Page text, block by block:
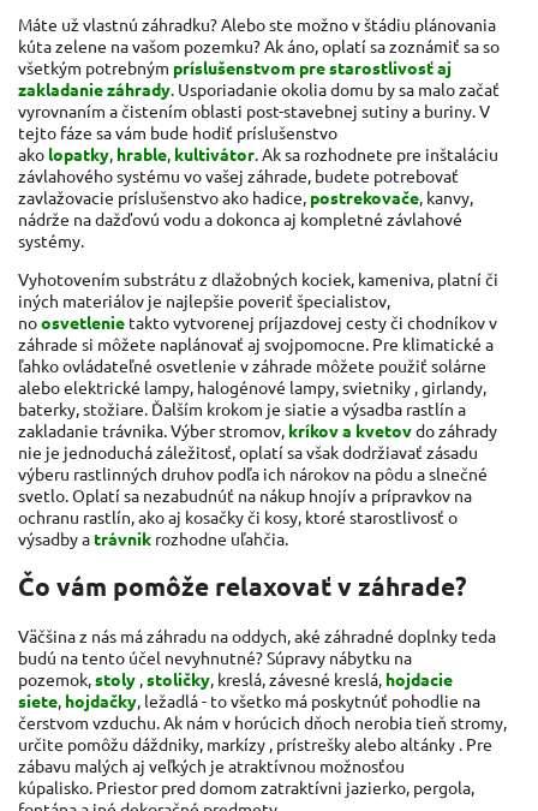
Máte už vlastnú záhradku? Alebo ste možno v štádiu plánovania
kúta zelene na vašom pozemku? Ak áno, oplatí sa zoznámiť sa so
všetkým potrebným príslušenstvom pre starostlivosť aj
zakladanie záhrady. Usporiadanie okolia domu by sa malo začať
vyrovnaním a čistením oblasti post-stavebnej sutiny a buriny. V
tejto fáze sa vám bude hodiť príslušenstvo
ako lopatky, hrable, kultivátor. Ak sa rozhodnete pre inštaláciu
závlahového systému vo vašej záhrade, budete potrebovať
zavlažovacie príslušenstvo ako hadice, postrekovače, kanvy,
nádrže na dažďovú vodu a dokonca aj kompletné závlahové
systémy.
Vyhotovením substrátu z dlažobných kociek, kameniva, platní či
iných materiálov je najlepšie poveriť špecialistov,
noosvetlenie takto vytvorenej príjazdovej cesty či chodníkov v
záhrade si môžete naplánovať aj svojpomocne. Pre klimatické a
ľahko ovládateľné osvetlenie v záhrade môžete použiť solárne
alebo elektrické lampy, halogénové lampy,svietniky , girlandy,
baterky, stožiare. Ďalším krokom je siatie a výsadba rastlín a
zakladanie trávnika. Výber stromov, kríkov a kvetovdo záhrady
nie je jednoduchá záležitosť, oplatí sa však dodržiavať zásadu
výberu rastlinných druhov podľa ich nárokov na pôdu a slnečné
svetlo. Oplatí sa nezabudnúť na nákup hnojív a prípravkov na
ochranu rastlín, ako aj kosačky či kosy, ktoré starostlivosť o
výsadby atrávnik rozhodne uľahčia.
Čo vám pomôže relaxovať v záhrade?
Väčšina z nás má záhradu na oddych, aké záhradné doplnky teda
budú na tento účel nevyhnutné? Súpravy nábytku na
pozemok,stoly ,stoličky, kreslá, závesné kreslá, hojdacie
siete, hojdačky, ležadlá - to všetko má poskytnúť pohodlie na
čerstvom vzduchu. Ak nám v horúcich dňoch nerobia tieň stromy,
určite pomôžu dáždniky, markízy , prístrešky alebo altánky . Pre
zábavu malých aj veľkých je atraktívnou možnosťou
kúpalisko. Priestor pred domom zatraktívni jazierko, pergola,